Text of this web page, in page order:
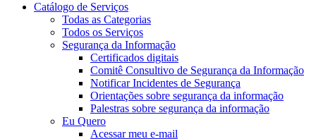
Catálogo de Serviços
Todas as Categorias
Todos os Serviços
Segurança da Informação
Certificados digitais
Comitê Consultivo de Segurança da Informação
Notificar Incidentes de Segurança
Orientações sobre segurança da informação
Palestras sobre segurança da informação
Eu Quero
Acessar meu e-mail